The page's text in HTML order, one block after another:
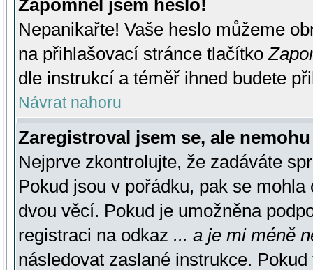
Zapomněl jsem heslo!
Nepanikařte! Vaše heslo můžeme
na přihlašovací stránce tlačítko
dle instrukcí a téměř ihned budete
Návrat nahoru
Zaregistroval jsem se, ale
Nejprve zkontrolujte, že zadáváte
Pokud jsou v pořádku, pak se
dvou věcí. Pokud je umožněna
registraci na odkaz ... a je mi méně
následovat zaslané instrukce.